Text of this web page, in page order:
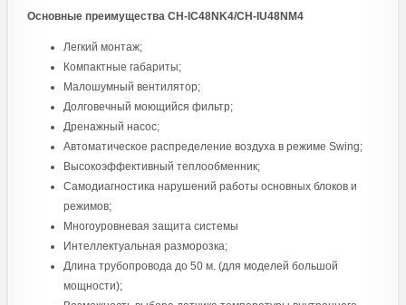
Основные преимущества CH-IC48NK4/CH-IU48NM4
Легкий монтаж;
Компактные габариты;
Малошумный вентилятор;
Долговечный моющийся фильтр;
Дренажный насос;
Автоматическое распределение воздуха в режиме Swing;
Высокоэффективный теплообменник;
Самодиагностика нарушений работы основных блоков и
режимов;
Многоуровневая защита системы
Интеллектуальная разморозка;
Длина трубопровода до 50 м. (для моделей большой
мощности);